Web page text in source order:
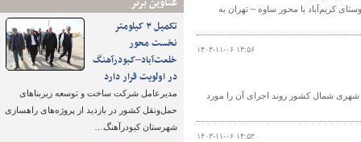
تکمیل ۳ کیلومتر
نخست محور
خلعت‌آباد–کبودرآهنگ
در اولویت قرار دارد
مدیرعامل شرکت ساخت و توسعه زیربناهای
حمل‌ونقل کشور در بازدید از پروژه‌های راهسازی
شهرستان کبودرآهنگ…
کریم‌آباد با محور ساوه – تهران به
۱۴۰۳-۱۱-۰۶ ۱۴:۵۶
شهری شمال کشور روند اجرای آن را مورد
۱۴۰۳-۱۱-۰۶ ۱۴:۵۴